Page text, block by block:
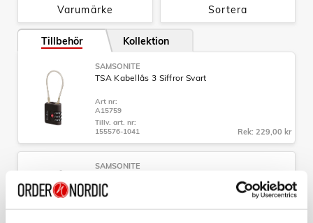
resenärer.
Specifikationer:
Modell: Resväska med 4 hjul (Ride-On)
Mått: 38 × 52 × 21 cm
Volym: 30 L
Vikt: 2,1 kg
Yttermaterial: Polypropylen, minst 70 % av skalets vikt är
tillverkad av återvunnen polypropen från konsumentavfall
Tillverkad i: Europa
Garanti: Begränsad global garanti på 5 år
För kabinbagage: Ja, angiven storlek godkänd hos många
flygbolag (38x52x21 cm)
Säkerhetslås: 2-punktslås integrerat
Hjul: 4 integrerade hjul för enkel rullning
Sortera
Varumärke
Tillbehör Kollektion
SAMSONITE
TSA Kabellås 3 Siffror Svart
Art nr:
A15759
Tillv. art. nr:
155576-1041
Rek: 229,00 kr
SAMSONITE
A15744